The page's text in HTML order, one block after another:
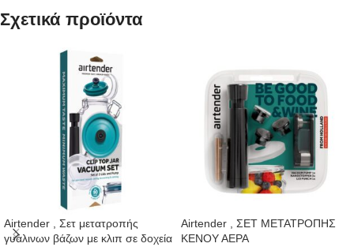
Σχετικά προϊόντα
Airtender , Σετ μετατροπής
γυάλινων βάζων με κλιπ σε δοχεία
Airtender , ΣΕΤ ΜΕΤΑΤΡΟΠΗΣ
ΚΕΝΟΥ ΑΕΡΑ